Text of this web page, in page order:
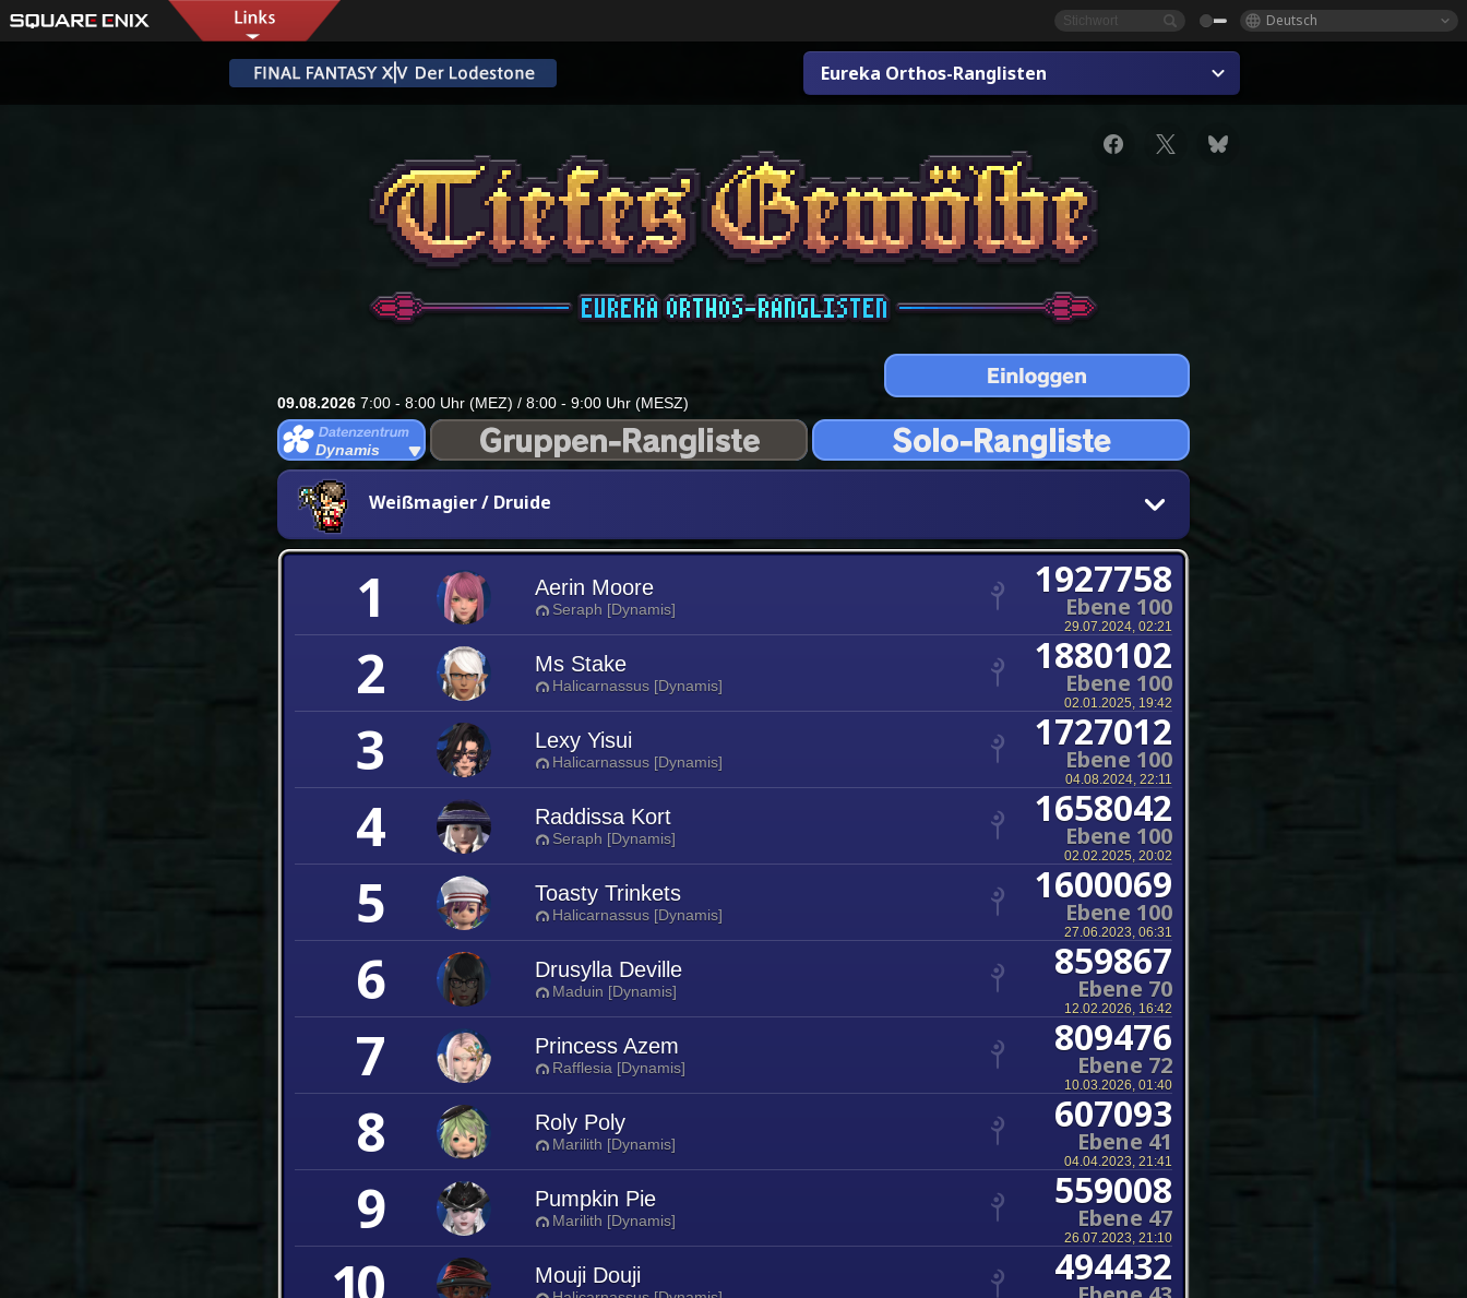
Deutsch
Eureka Orthos-Ranglisten
09.08.2026 7:00 - 8:00 Uhr (MEZ) / 8:00 - 9:00 Uhr (MESZ)
Dynamis
Weißmagier / Druide
1 Aerin Moore
Seraph [Dynamis]
1927758
Ebene 100
29.07.2024, 02:21
2 Ms Stake
Halicarnassus [Dynamis]
1880102
Ebene 100
02.01.2025, 19:42
3 Lexy Yisui
Halicarnassus [Dynamis]
1727012
Ebene 100
04.08.2024, 22:11
4 Raddissa Kort
Seraph [Dynamis]
1658042
Ebene 100
02.02.2025, 20:02
5 Toasty Trinkets
Halicarnassus [Dynamis]
1600069
Ebene 100
27.06.2023, 06:31
6 Drusylla Deville
Maduin [Dynamis]
859867
Ebene 70
12.02.2026, 16:42
7 Princess Azem
Rafflesia [Dynamis]
809476
Ebene 72
10.03.2026, 01:40
8 Roly Poly
Marilith [Dynamis]
607093
Ebene 41
04.04.2023, 21:41
9 Pumpkin Pie
Marilith [Dynamis]
559008
Ebene 47
26.07.2023, 21:10
Mouji Douji 494432